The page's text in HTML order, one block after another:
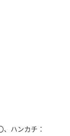
ハンカチ：